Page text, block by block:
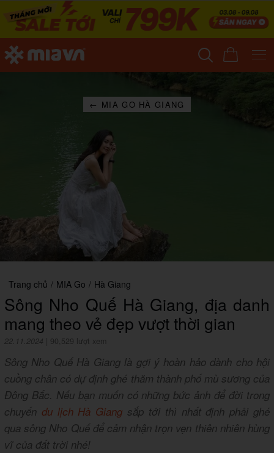
← MIA GO HÀ GIANG
Trang chủ / MIA Go / Hà Giang
Sông Nho Quế Hà Giang, địa danh
mang theo vẻ đẹp vượt thời gian
22.11.2024 90,529 lượt xem
Sông Nho Quế Hà Giang là gợi ý hoàn hảo dành cho hội
cuồng chân có dự định ghé thăm thành phố mù sương của
Đông Bắc. Nếu bạn muốn có những bức ảnh để đời trong
chuyến du lịch Hà Giang sắp tới thì nhất định phải ghé
qua sông Nho Quế để cảm nhận trọn vẹn thiên nhiên hùng
vĩ của đất trời nhé!